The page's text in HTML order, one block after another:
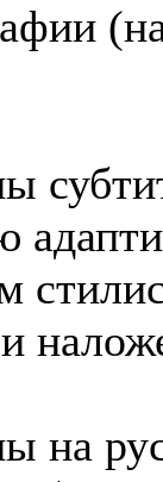
на